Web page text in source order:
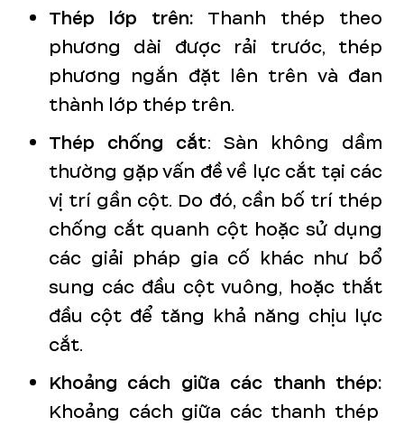
Thép lớp trên: Thanh thép theo
phương dài được rải trước, thép
phương ngắn đặt lên trên và đan
thành lớp thép trên.
Thép chống cắt: Sàn không dầm
thường gặp vấn đề về lực cắt tại các
vị trí gần cột. Do đó, cần bố trí thép
chống cắt quanh cột hoặc sử dụng
các giải pháp gia cố khác như bổ
sung các đầu cột vuông, hoặc thắt
đầu cột để tăng khả năng chịu lực
cắt.
Khoảng cách giữa các thanh thép:
Khoảng cách giữa các thanh thép